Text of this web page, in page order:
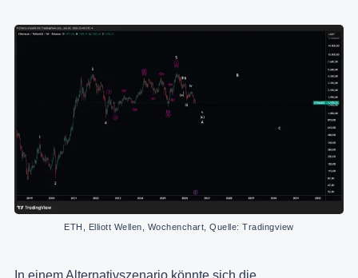
ETH, Elliott Wellen, Wochenchart, Quelle: Tradingview
In einem Alternativszenario könnte sich die